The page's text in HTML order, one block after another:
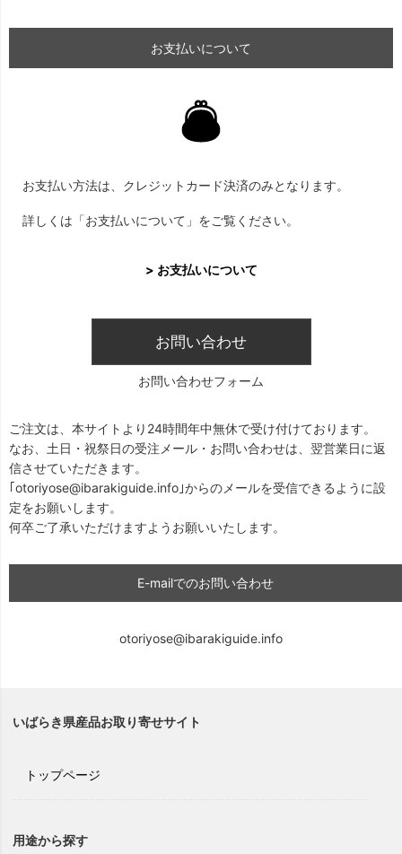
お支払いについて
お支払い方法は、クレジットカード決済のみとなります。
詳しくは「お支払いについて」をご覧ください。
> お支払いについて
お問い合わせ
お問い合わせフォーム
ご注文は、本サイトより24時間年中無休で受け付けております。
なお、土日・祝祭日の受注メール・お問い合わせは、翌営業日に返
信させていただきます。
｢otoriyose@ibarakiguide.info｣からのメールを受信できるように設
定をお願いします。
何卒ご了承いただけますようお願いいたします。
E-mailでのお問い合わせ
otoriyose@ibarakiguide.info
いばらき県産品お取り寄せサイト
トップページ
用途から探す